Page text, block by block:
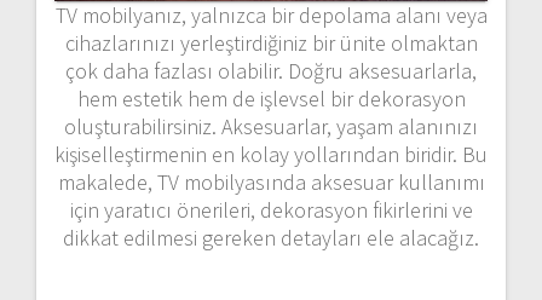
TV mobilyanız, yalnızca bir depolama alanı veya
cihazlarınızı yerleştirdiğiniz bir ünite olmaktan
çok daha fazlası olabilir. Doğru aksesuarlarla,
hem estetik hem de işlevsel bir dekorasyon
oluşturabilirsiniz. Aksesuarlar, yaşam alanınızı
kişiselleştirmenin en kolay yollarından biridir. Bu
makalede, TV mobilyasında aksesuar kullanımı
için yaratıcı önerileri, dekorasyon fikirlerini ve
dikkat edilmesi gereken detayları ele alacağız.